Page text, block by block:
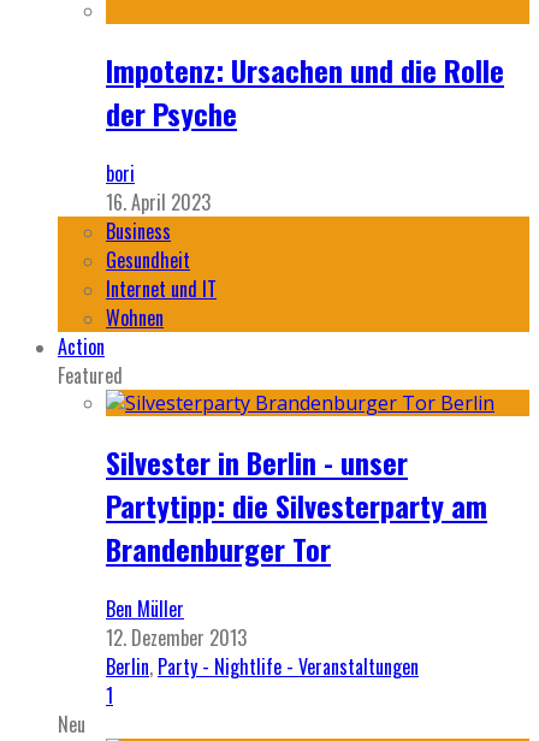
Impotenz: Ursachen und die Rolle
der Psyche
bori
16. April 2023
Business
Gesundheit
Internet und IT
Wohnen
Action
Featured
Silvester in Berlin - unser
Partytipp: die Silvesterparty am
Brandenburger Tor
Ben Müller
12. Dezember 2013
Berlin, Party - Nightlife - Veranstaltungen
1
Neu